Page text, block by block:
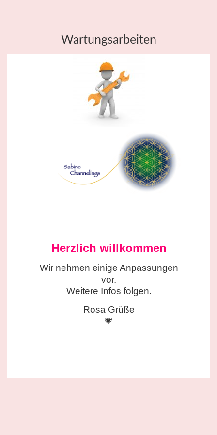
Wartungsarbeiten
Herzlich willkommen
Wir nehmen einige Anpassungen
vor.
Weitere Infos folgen.
Rosa Grüße
💗